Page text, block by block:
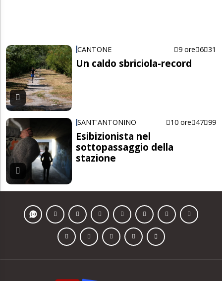
CANTONE 9 ore 6 31
Un caldo sbriciola-record
SANT'ANTONINO 10 ore 47 99
Esibizionista nel
sottopassaggio della
stazione